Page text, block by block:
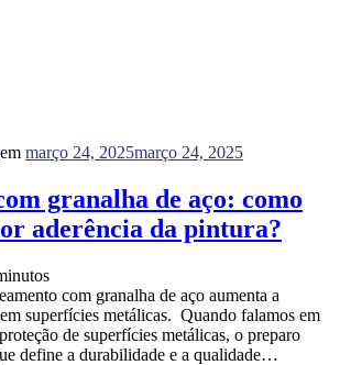
em março 24, 2025março 24, 2025
granalha de aço: como
aderência da pintura?
com granalha de aço aumenta a
superfícies metálicas. Quando falamos em
de superfícies metálicas, o preparo
define a durabilidade e a qualidade…